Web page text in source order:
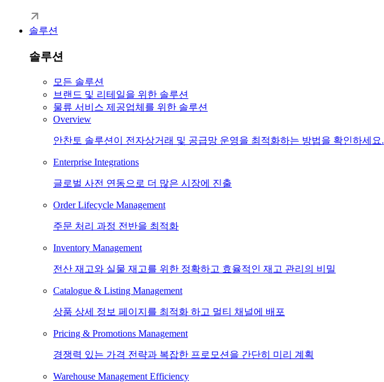
솔루션
솔루션
모든 솔루션
브랜드 및 리테일을 위한 솔루션
물류 서비스 제공업체를 위한 솔루션
Overview
안찬토 솔루션이 전자상거래 및 공급망 운영을 최적화하는 방법을 확인하세요.
Enterprise Integrations
글로벌 사전 연동으로 더 많은 시장에 진출
Order Lifecycle Management
주문 처리 과정 전반을 최적화
Inventory Management
전산 재고와 실물 재고를 위한 정확하고 효율적인 재고 관리의 비밀
Catalogue & Listing Management
상품 상세 정보 페이지를 최적화 하고 멀티 채널에 배포
Pricing & Promotions Management
경쟁력 있는 가격 전략과 복잡한 프로모션을 간단히 미리 계획
Warehouse Management Efficiency